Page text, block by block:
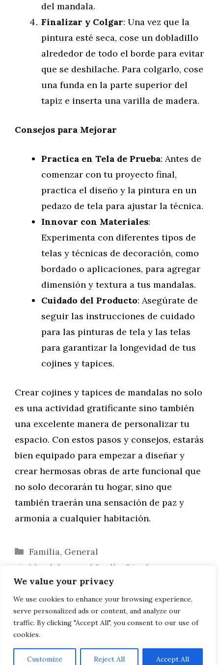
We value your privacy
We use cookies to enhance your browsing experience,
serve personalized ads or content, and analyze our
traffic. By clicking "Accept All", you consent to our use of
cookies.
Customize Reject All Accept All
del mandala.
Finalizar y Colgar: Una vez que la
pintura esté seca, cose un dobladillo
alrededor de todo el borde para evitar
que se deshilache. Para colgarlo, cose
una funda en la parte superior del
tapiz e inserta una varilla de madera.
Consejos para Mejorar
Practica en Tela de Prueba: Antes de
comenzar con tu proyecto final,
practica el diseño y la pintura en un
pedazo de tela para ajustar la técnica.
Innovar con Materiales:
Experimenta con diferentes tipos de
telas y técnicas de decoración, como
bordado o aplicaciones, para agregar
dimensión y textura a tus mandalas.
Cuidado del Producto: Asegúrate de
seguir las instrucciones de cuidado
para las pinturas de tela y las telas
para garantizar la longevidad de tus
cojines y tapices.
Crear cojines y tapices de mandalas no solo
es una actividad gratificante sino también
una excelente manera de personalizar tu
espacio. Con estos pasos y consejos, estarás
bien equipado para empezar a diseñar y
crear hermosas obras de arte funcional que
no solo decorarán tu hogar, sino que
también traerán una sensación de paz y
armonía a cualquier habitación.
Categorías
Familia, General
Mandalas en el Jardín: Diseño y
Significado en la Naturaleza
Embellece tu Hogar con Mandalas: Ideas
Creativas para la Decoración de Interiores